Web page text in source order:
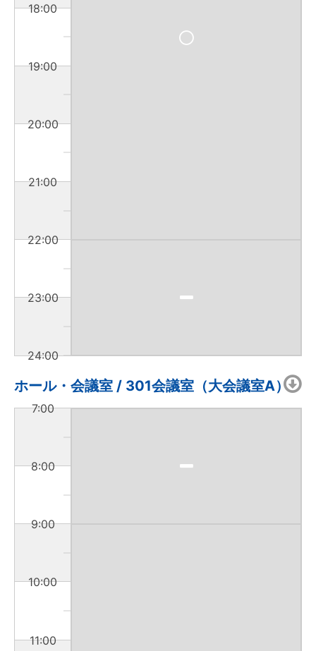
18:00
19:00
20:00
21:00
22:00
23:00
24:00
ホール・会議室 / 301会議室（大会議室A）
7:00
8:00
9:00
10:00
11:00